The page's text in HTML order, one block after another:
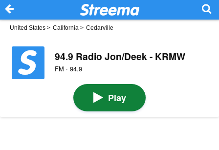
United States > California > Cedarville
94.9 Radio Jon/Deek - KRMW
FM · 94.9
Play